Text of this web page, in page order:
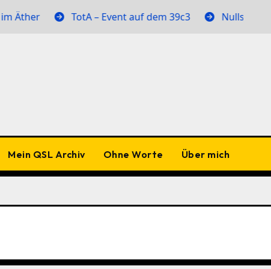
TotA – Event auf dem 39c3 Nullstellen im
Mein QSL Archiv Ohne Worte Über mich